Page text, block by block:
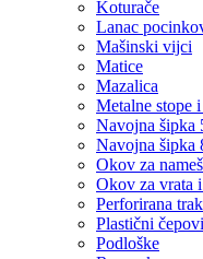
Koturače
Lanac
Mašinski vijci
Matice
Mazalica
Metalne stope
Navojna šipka
Navojna šipka
Okov za
Okov za vrata
Perforirana
Plastični
Podloške